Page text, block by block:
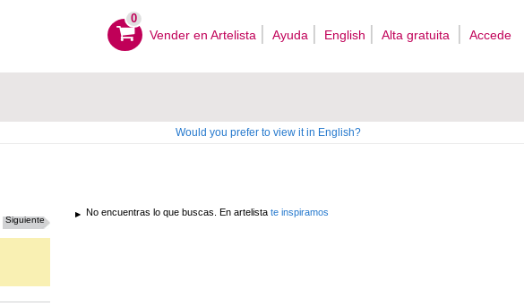
0
Vender en Artelista Ayuda English Alta gratuita Accede
Would you prefer to view it in English?
Siguiente
No encuentras lo que buscas. En artelista te inspiramos